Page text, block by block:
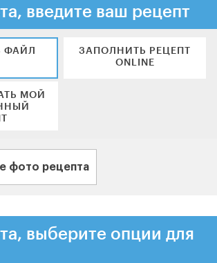
введите ваш рецепт
ФАЙЛ
ЗАПОЛНИТЬ РЕЦЕПТ
ONLINE
МОЙ
фото рецепта
выберите опции для